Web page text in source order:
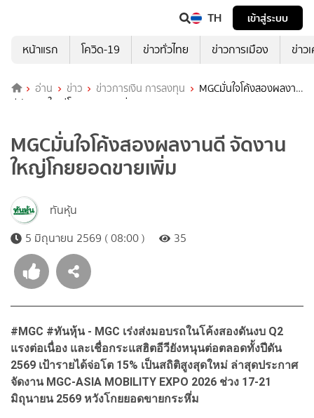
TH
เข้าสู่ระบบ
หน้าแรก
โควิด-19 ข่าวทั่วไทย ข่าวการเมือง ข่าว
อ่าน ข่าว ข่าวการเงิน การลงทุน
MGCมั่นใจโค้งสองผลงาน
ดี จัดงานใหญ่โกยยอดขายเพิ่ม
MGCมั่นใจโค้งสองผลงานดี จัดงาน
ใหญ่โกยยอดขายเพิ่ม
ทันหุ้น
5 มิถุนายน 2569 ( 08:00 )
35
#MGC #ทันหุ้น - MGC เร่งส่งมอบรถในโค้งสองดันงบ Q2
แรงต่อเนื่อง และเชื่อกระแสฮิตอีวียังหนุนต่อตลอดทั้งปีดัน
2569 เป้ารายได้จ่อโต 15% เป็นสถิติสูงสุดใหม่ ล่าสุดประกาศ
จัดงาน MGC-ASIA MOBILITY EXPO 2026 ช่วง 17-21
มิถุนายน 2569 หวังโกยยอดขายกระหึ่ม